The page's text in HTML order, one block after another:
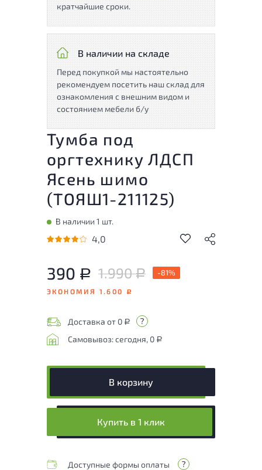
кратчайшие сроки.
В наличии на складе
Перед покупкой мы настоятельно
рекомендуем посетить наш склад для
ознакомления с внешним видом и
состоянием мебели б/у
Тумба под
оргтехнику ЛДСП
Ясень шимо
(ТОЯШ1-211125)
В наличии 1 шт.
4,0
390 Р 1.990Р -81%
ЭКОНОМИЯ 1.600 Р
Доставка от 0 Р
Самовывоз: сегодня, 0 Р
В корзину
Купить в 1 клик
Доступные формы оплаты